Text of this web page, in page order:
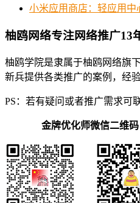
小米应用商店：轻应用中
柚鸥网络专注网络推广13
柚鸥学院是隶属于柚鸥网络旗
新兵提供各类推广的案例，经
PS：若有疑问或者推广需求可
金牌优化师微信二维码